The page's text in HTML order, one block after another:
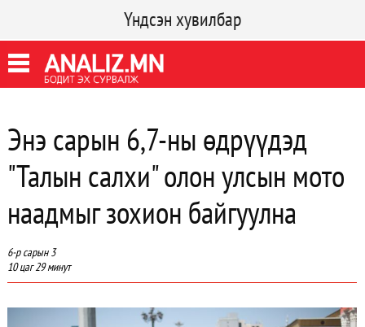
Үндсэн хувилбар
Энэ сарын 6,7-ны өдрүүдэд
"Талын салхи" олон улсын мото
наадмыг зохион байгуулна
6-р сарын 3
10 цаг 29 минут